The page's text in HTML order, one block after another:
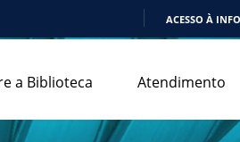
ACESSO À
a Biblioteca Atendimento